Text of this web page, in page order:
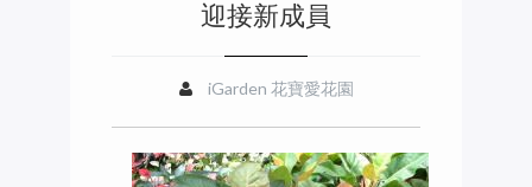
迎接新成員
iGarden 花寶愛花園